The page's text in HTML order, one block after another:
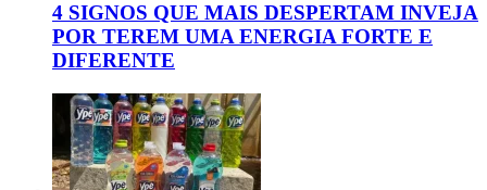
4 SIGNOS QUE MAIS DESPERTAM INVEJA
POR TEREM UMA ENERGIA FORTE E
DIFERENTE